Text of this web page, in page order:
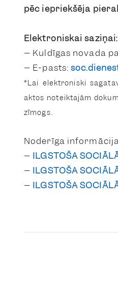
pēc iepriekšēja
Elektroniskai saziņai:
– Kuldīgas novada
– E-pasts:
*Lai elektroniski
aktos noteiktajām
zīmogs.
Noderīga
– ILGSTOŠA
– ILGSTOŠA
– ILGSTOŠA